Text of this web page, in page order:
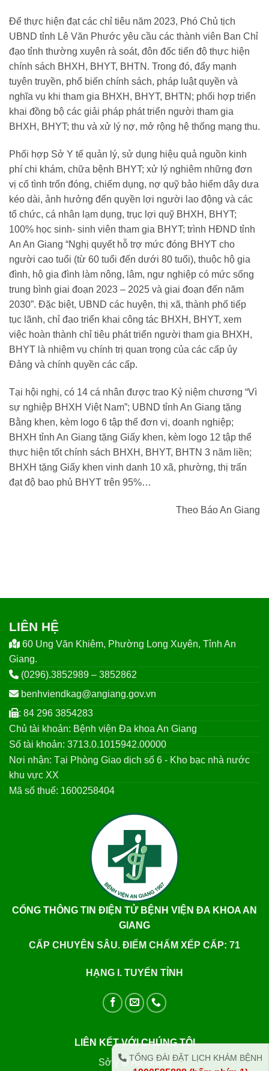
Để thực hiện đạt các chỉ tiêu năm 2023, Phó Chủ tịch
UBND tỉnh Lê Văn Phước yêu cầu các thành viên Ban Chỉ
đạo tỉnh thường xuyên rà soát, đôn đốc tiến độ thực hiện
chính sách BHXH, BHYT, BHTN. Trong đó, đẩy mạnh
tuyên truyền, phổ biến chính sách, pháp luật quyền và
nghĩa vụ khi tham gia BHXH, BHYT, BHTN; phối hợp triển
khai đồng bộ các giải pháp phát triển người tham gia
BHXH, BHYT; thu và xử lý nợ, mở rộng hệ thống mạng thu.
Phối hợp Sở Y tế quản lý, sử dụng hiệu quả nguồn kinh
phí chi khám, chữa bệnh BHYT; xử lý nghiêm những đơn
vị cố tình trốn đóng, chiếm dụng, nợ quỹ bảo hiểm dây dưa
kéo dài, ảnh hưởng đến quyền lợi người lao động và các
tổ chức, cá nhân lạm dụng, trục lợi quỹ BHXH, BHYT;
100% học sinh- sinh viên tham gia BHYT; trình HĐND tỉnh
An An Giang “Nghị quyết hỗ trợ mức đóng BHYT cho
người cao tuổi (từ 60 tuổi đến dưới 80 tuổi), thuộc hộ gia
đình, hộ gia đình làm nông, lâm, ngư nghiệp có mức sống
trung bình giai đoạn 2023 – 2025 và giai đoạn đến năm
2030”. Đặc biệt, UBND các huyện, thị xã, thành phố tiếp
tục lãnh, chỉ đạo triển khai công tác BHXH, BHYT, xem
việc hoàn thành chỉ tiêu phát triển người tham gia BHXH,
BHYT là nhiệm vụ chính trị quan trọng của các cấp ủy
Đảng và chính quyền các cấp.
Tại hội nghị, có 14 cá nhân được trao Kỷ niệm chương “Vì
sự nghiệp BHXH Việt Nam”; UBND tỉnh An Giang tặng
Bằng khen, kèm logo 6 tập thể đơn vị, doanh nghiệp;
BHXH tỉnh An Giang tặng Giấy khen, kèm logo 12 tập thể
thực hiện tốt chính sách BHXH, BHYT, BHTN 3 năm liền;
BHXH tặng Giấy khen vinh danh 10 xã, phường, thị trấn
đạt độ bao phủ BHYT trên 95%…
Theo Báo An Giang
LIÊN HỆ
60 Ung Văn Khiêm, Phường Long Xuyên, Tỉnh An
Giang.
(0296).3852989 – 3852862
benhviendkag@angiang.gov.vn
: 84 296 3854283
Chủ tài khoản: Bệnh viện Đa khoa An Giang
Số tài khoản: 3713.0.1015942.00000
Nơi nhận: Tại Phòng Giao dịch số 6 - Kho bạc nhà nước
khu vực XX
Mã số thuế: 1600258404
CỔNG THÔNG TIN ĐIỆN TỬ BỆNH VIỆN ĐA KHOA AN
GIANG
CẤP CHUYÊN SÂU. ĐIỂM CHẤM XẾP CẤP: 71
HẠNG I. TUYẾN TỈNH
LIÊN KẾT VỚI CHÚNG TÔI
Sở y tế An Giang
TỔNG ĐÀI ĐẶT LỊCH KHÁM BỆNH